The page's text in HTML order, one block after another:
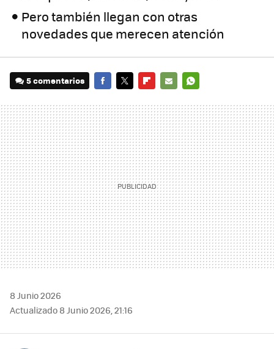
Pero también llegan con otras
novedades que merecen atención
5 comentarios
MAIL
8 Junio 2026
Actualizado 8 Junio 2026, 21:16